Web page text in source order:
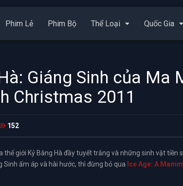
Phim Lẻ Phim Bộ Thể Loại Quốc Gia
Giáng Sinh của Ma
Christmas 2011
152
thế giới Kỷ Băng Hà đầy tuyết trắng và những sinh vật
Sinh ấm áp và hài hước, thì đừng bỏ qua Ice Age: A